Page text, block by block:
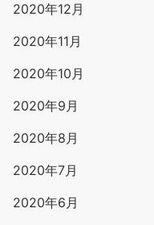
2020年12月
2020年11月
2020年10月
2020年9月
2020年8月
2020年7月
2020年6月